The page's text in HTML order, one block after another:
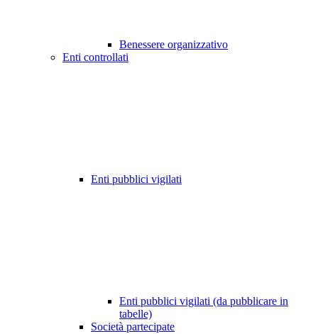
Benessere organizzativo
Enti controllati
Enti pubblici vigilati
Enti pubblici vigilati (da pubblicare in
tabelle)
Società partecipate